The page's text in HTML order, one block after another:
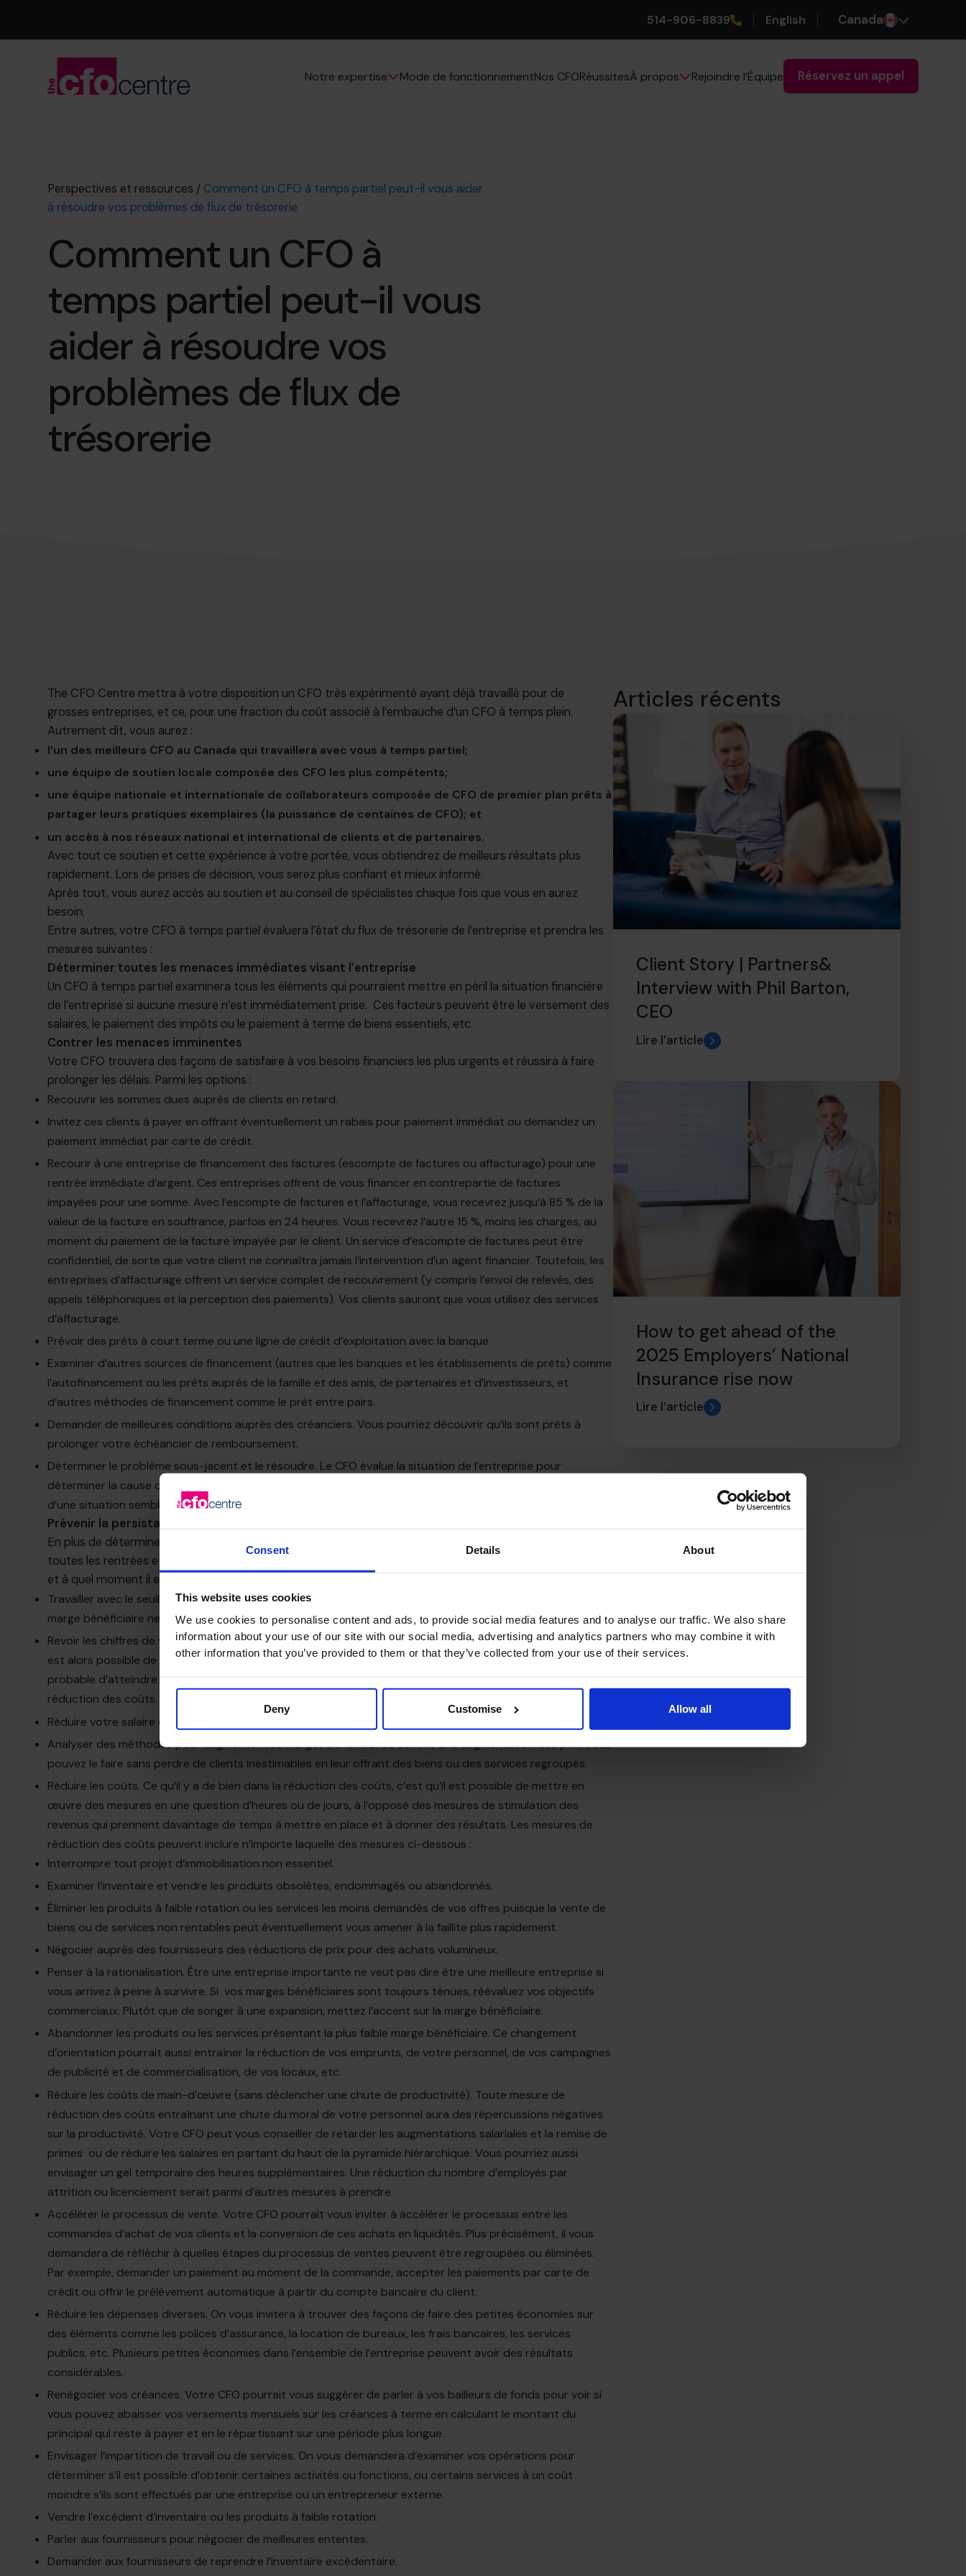
Consent Details About
This website uses cookies
We use cookies to personalise content and ads, to provide social media features and to analyse our traffic. We also share
information about your use of our site with our social media, advertising and analytics partners who may combine it with
other information that you’ve provided to them or that they’ve collected from your use of their services.
Deny Customise Allow all
514-906-8839 English Canada
Notre expertise Mode de fonctionnementNos CFORéussitesÀ propos Rejoindre l’Équipe Réservez un appel
Perspectives et ressources / Comment un CFO à temps partiel peut-il vous aider
à résoudre vos problèmes de flux de trésorerie
Comment un CFO à
temps partiel peut-il vous
aider à résoudre vos
problèmes de flux de
trésorerie
The CFO Centre mettra à votre disposition un CFO très expérimenté ayant déjà travaillé pour de
grosses entreprises, et ce, pour une fraction du coût associé à l’embauche d’un CFO à temps plein.
Autrement dit, vous aurez :
l’un des meilleurs CFO au Canada qui travaillera avec vous à temps partiel;
une équipe de soutien locale composée des CFO les plus compétents;
une équipe nationale et internationale de collaborateurs composée de CFO de premier plan prêts à
partager leurs pratiques exemplaires (la puissance de centaines de CFO); et
un accès à nos réseaux national et international de clients et de partenaires.
Avec tout ce soutien et cette expérience à votre portée, vous obtiendrez de meilleurs résultats plus
rapidement. Lors de prises de décision, vous serez plus confiant et mieux informé.
Après tout,vous aurez accès au soutien et au conseil despécialistes chaque fois que vous en aurez
besoin.
Entre autres, votre CFO à temps partiel évaluera l’état du flux de trésorerie de l’entreprise et prendra les
mesuressuivantes :
Déterminer toutes les menaces immédiates visant l’entreprise
Un CFO à temps partiel examinera tous les éléments qui pourraient mettre en péril la situation financière
de l’entreprise si aucune mesure n’est immédiatement prise. Ces facteurs peuvent être le versement des
salaires, le paiement des impôts ou le paiement à terme de biens essentiels, etc.
Contrer les menaces imminentes
Votre CFO trouvera des façons de satisfaire à vos besoinsfinanciers les plus urgents et réussira à faire
prolonger les délais. Parmi les options :
Recouvrir les sommes dues auprès de clients en retard.
Invitez ces clients à payer en offrant éventuellement un rabais pour paiement immédiat ou demandez un
paiement immédiat par carte de crédit.
Recourir à une entreprise de financement des factures (escompte de factures ou affacturage) pour une
rentrée immédiate d’argent. Ces entreprises offrent de vous financer en contrepartie de factures
impayées pour une somme. Avec l’escompte de factures et l’affacturage, vous recevrez jusqu’à 85 % de la
valeur de la facture en souffrance, parfois en 24 heures. Vous recevrez l’autre 15 %, moins les charges, au
moment du paiement de la facture impayée par le client. Un service d’escompte de factures peut être
confidentiel, de sorte que votre client ne connaîtra jamais l’intervention d’un agent financier. Toutefois, les
entreprises d’affacturage offrent un service complet de recouvrement (y compris l’envoi de relevés, des
appels téléphoniques et la perception des paiements). Vos clients sauront que vous utilisez des services
d’affacturage.
Prévoir des prêts à court terme ou une ligne de crédit d’exploitation avec la banque.
Examiner d’autres sources de financement (autres que les banques et les établissements de prêts) comme
l’autofinancement ou les prêts auprès de la famille et des amis, de partenaires et d’investisseurs, et
d’autres méthodes de financement comme le prêt entre pairs.
Demander de meilleures conditions auprès des créanciers. Vous pourriez découvrir qu’ils sont prêts à
prolonger votre échéancier de remboursement.
Déterminer le problème sous-jacent et le résoudre. Le CFO évalue la situation de l’entreprise pour
déterminer la cause des problèmes de flux de trésorerie et résoudre ces derniers pour éviter l’occurrence
d’une situation semblable.
Prévenir la persistance des problèmes de flux de trésorerie
En plus de déterminer menaces imminentes envers l’entreprise contrer,
toutes les rentrées et
et à quel moment il est possible
Travailler avec le seuil de rentabilité des ventes (ventes nécessaires pour couvrir toutes les dépenses sans
marge bénéficiaire nette).
Revoir les chiffres de vente des six derniers mois pour vérifier si vous avez dépassé ce seuil de rentabilité. Il
est alors possible de calculer le total éventuel de vos ventes pour les deux prochains mois. S’il est peu
probable d’atteindre ce seuil de rentabilité, vous devrez prévoir une augmentation des ventes et une
réduction des coûts.
Réduire votre salaire ou vos retraits personnels
Analyser des méthodes pour augmenter vosmargesbénéficiairescomme une augmentation des prix.Vous
pouvez lefaire sans perdre de clients inestimables en leur offrant des biens ou des services regroupés.
Réduire les coûts. Ce qu’il y a de bien dans la réduction des coûts, c’est qu’il est possible de mettre en
œuvre des mesures en une question d’heures ou de jours, à l’opposé des mesures de stimulation des
revenus qui prennent davantage de temps à mettre en place et à donner des résultats. Les mesures de
réduction des coûts peuvent inclure n’importe laquelle des mesures ci-dessous :
Interrompre tout projet d’immobilisation non essentiel.
Examiner l’inventaire et vendre les produits obsolètes, endommagés ou abandonnés.
Éliminer les produits à faible rotation ou les services les moins demandés de vos offres puisque la vente de
biens ou de services non rentables peut éventuellement vous amener à la faillite plus rapidement.
Négocier auprès des fournisseurs des réductions de prix pour des achats volumineux.
Penser à la rationalisation. Être une entreprise importante ne veut pas dire être une meilleure entreprise si
vous arrivez à peine à survivre. Si vos marges bénéficiaires sont toujours ténues, réévaluez vos objectifs
commerciaux. Plutôt que de songer à une expansion, mettez l’accent sur la marge bénéficiaire.
Abandonner les produits ou les services présentant la plus faible marge bénéficiaire. Ce changement
d’orientation pourrait aussi entraîner la réduction de vos emprunts, de votre personnel, de vos campagnes
de publicité et de commercialisation, de vos locaux, etc.
Réduire les coûts de main-d’œuvre (sans déclencher une chute de productivité). Toute mesure de
réduction des coûts entraînant une chute du moral de votre personnel aura des répercussions négatives
sur la productivité. Votre CFO peut vous conseiller de retarder les augmentations salariales et la remise de
primes ou de réduire les salaires en partant du haut de la pyramide hiérarchique. Vous pourriez aussi
envisager un gel temporaire des heures supplémentaires. Une réduction du nombre d’employés par
attrition ou licenciement serait parmi d’autres mesures à prendre.
Accélérer le processus de vente. Votre CFO pourrait vous inviter à accélérer le processus entre les
commandes d’achat de vos clients et la conversion de ces achats en liquidités. Plus précisément, il vous
demandera de réfléchir à quelles étapes du processus de ventes peuvent être regroupées ou éliminées.
Par exemple, demander un paiement au moment de la commande, accepter les paiements par carte de
crédit ou offrir le prélèvement automatique à partir du compte bancaire du client.
Réduire les dépenses diverses. On vous invitera à trouver des façons de faire des petites économies sur
des éléments comme les polices d’assurance, la location de bureaux, les frais bancaires, les services
publics, etc. Plusieurs petites économies dans l’ensemble de l’entreprise peuvent avoir des résultats
considérables.
Renégocier vos créances. Votre CFO pourrait vous suggérer de parler à vos bailleurs de fonds pour voir si
vous pouvez abaisser vos versements mensuels sur les créances à terme en calculant le montant du
principal qui reste à payer et en le répartissant sur une période plus longue.
Envisager l’impartition de travail ou de services. On vous demandera d’examiner vos opérations pour
déterminer s’il est possible d’obtenir certaines activités ou fonctions, ou certains services à un coût
moindre s’ils sont effectués par une entreprise ou un entrepreneur externe.
Vendre l’excédent d’inventaire ou les produits à faible rotation.
Parler aux fournisseurs pour négocier de meilleures ententes.
Demander aux fournisseurs de reprendre l’inventaire excédentaire.
Articles récents
Client Story | Partners&
Interview with Phil Barton,
CEO
Lire l’article
How to get ahead of the
2025 Employers’ National
Insurance rise now
Lire l’article